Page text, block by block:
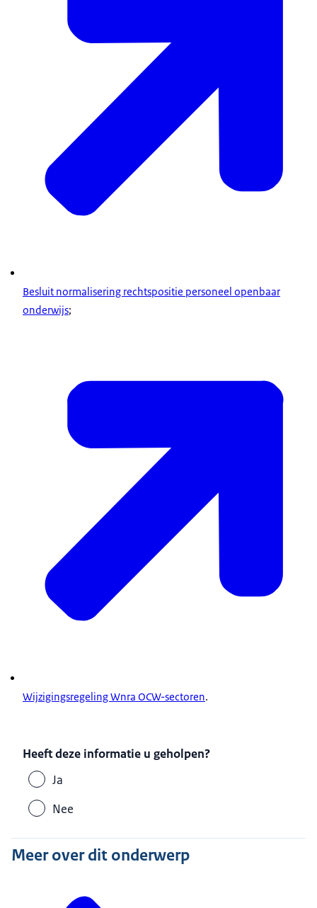
Besluit normalisering rechtspositie personeel openbaar
onderwijs;
Wijzigingsregeling Wnra OCW-sectoren.
Heeft deze informatie u geholpen?
Ja
Nee
Meer over dit onderwerp